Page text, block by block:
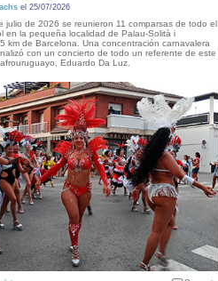
el 25/07/2026
julio de 2026 se reunieron 11 comparsas de todo el
en la pequeña localidad de Palau-Solità i
km de Barcelona. Una concentración carnavalera
con un concierto de todo un referente de este
Eduardo Da Luz.